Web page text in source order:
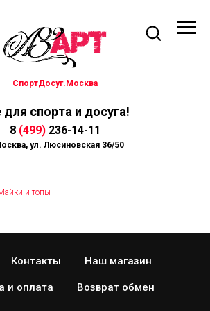
СпортДосуг.Москва
для спорта и досуга!
8 (499)236-14-11
ул. Люсиновская 36/50
и топы
Контакты Наш магазин
и оплата Возврат обмен